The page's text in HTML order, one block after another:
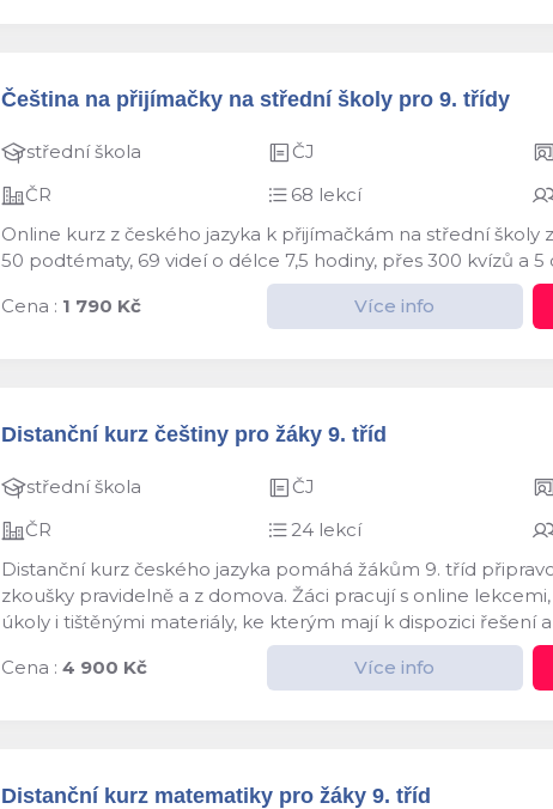
Čeština na přijímačky na střední školy pro 9. třídy
střední škola ČJ
ČR
68 lekcí
Online kurz z českého jazyka k přijímačkám na střední školy
50 podtématy, 69 videí o délce 7,5 hodiny, přes 300 kvízů a
Cena : 1 790 Kč Více info
Distanční kurz češtiny pro žáky 9. tříd
střední škola ČJ
ČR
24 lekcí
Distanční kurz českého jazyka pomáhá žákům 9. tříd
zkoušky pravidelně a z domova. Žáci pracují s online
úkoly i tištěnými materiály, ke kterým mají k dispozici řešení
Cena : 4 900 Kč Více info
Distanční kurz matematiky pro žáky 9. tříd